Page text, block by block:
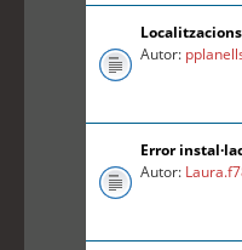
Autor:
Error
Autor: